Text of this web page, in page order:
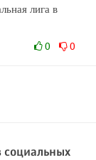
лига в
0 0
социальных